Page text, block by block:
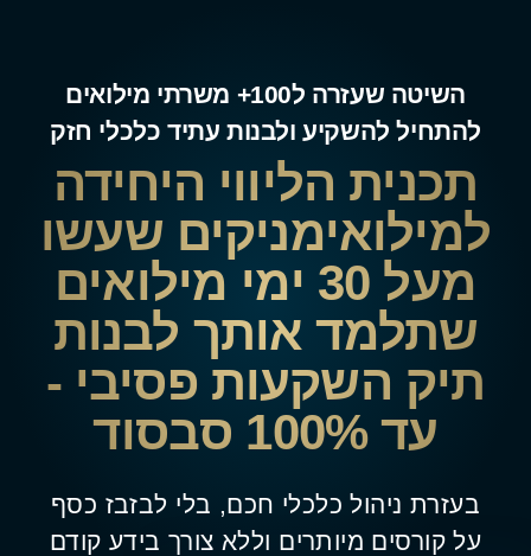
השיטה שעזרה ל100+ משרתי מילואים
להתחיל להשקיע ולבנות עתיד כלכלי חזק
תכנית הליווי היחידה
למילואימניקים שעשו
מעל 30 ימי מילואים
שתלמד אותך לבנות
תיק השקעות פסיבי -
עד100% סבסוד
בעזרת ניהול כלכלי חכם, בלי לבזבז כסף
על קורסים מיותרים וללא צורך בידע קודם